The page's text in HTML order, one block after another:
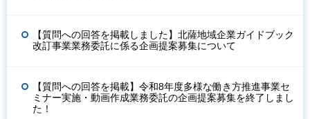
【質問への回答を掲載しました】北薩地域企業ガイドブック
改訂事業業務委託に係る企画提案募集について
【質問への回答を掲載】令和8年度多様な働き方推進事業セ
ミナー実施・動画作成業務委託の企画提案募集を終了しまし
た！